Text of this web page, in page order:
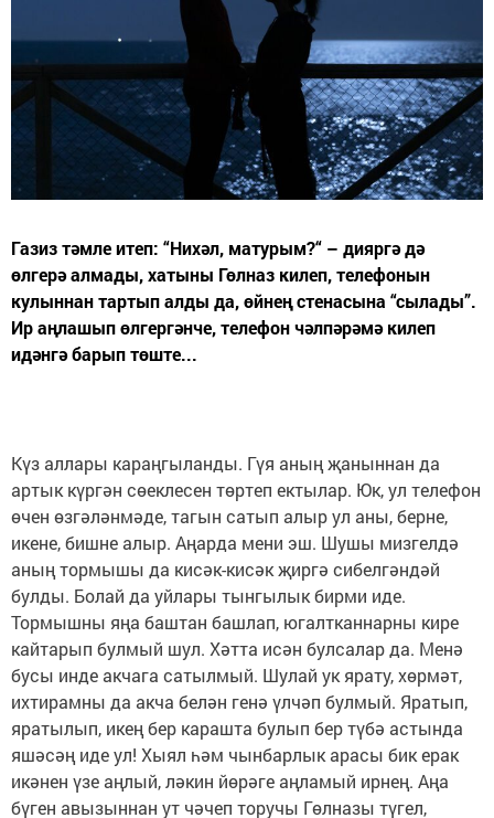
Газиз тәмле итеп: “Нихәл, матурым?“ – дияргә дә
өлгерә алмады, хатыны Гөлназ килеп, телефонын
кулыннан тартып алды да, өйнең стенасына “сылады”.
Ир аңлашып өлгергәнче, телефон чәлпәрәмә килеп
идәнгә барып төште...
Күз аллары караңгыланды. Гүя аның җаныннан да
артык күргән сөеклесен төртеп ектылар. Юк, ул телефон
өчен өзгәләнмәде, тагын сатып алыр ул аны, берне,
икене, бишне алыр. Аңарда мени эш. Шушы мизгелдә
аның тормышы да кисәк-кисәк җиргә сибелгәндәй
булды. Болай да уйлары тынгылык бирми иде.
Тормышны яңа баштан башлап, югалтканнарны кире
кайтарып булмый шул. Хәтта исән булсалар да. Менә
бусы инде акчага сатылмый. Шулай ук ярату, хөрмәт,
ихтирамны да акча белән генә үлчәп булмый. Яратып,
яратылып, икең бер карашта булып бер түбә астында
яшәсәң иде ул! Хыял һәм чынбарлык арасы бик ерак
икәнен үзе аңлый, ләкин йөрәге аңламый ирнең. Аңа
бүген авызыннан ут чәчеп торучы Гөлназы түгел,